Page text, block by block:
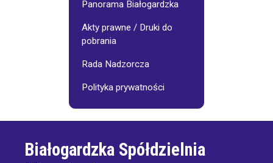
Panorama Białogardzka
Akty prawne / Druki do
pobrania
Rada Nadzorcza
Polityka prywatności
Białogardzka Spółdzielnia